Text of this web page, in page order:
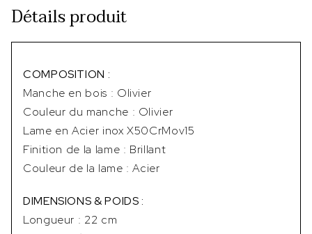
Détails produit
COMPOSITION :
Manche en bois : Olivier
Couleur du manche : Olivier
Lame en Acier inox X50CrMov15
Finition de la lame : Brillant
Couleur de la lame : Acier
DIMENSIONS & POIDS :
Longueur : 22 cm